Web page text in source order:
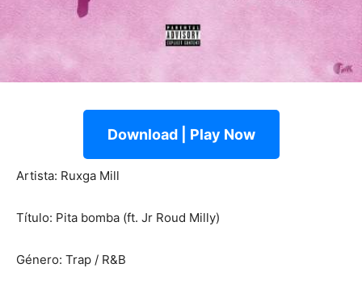
Download | Play Now
Artista: Ruxga Mill
Título: Pita bomba (ft. Jr Roud Milly)
Género: Trap / R&B